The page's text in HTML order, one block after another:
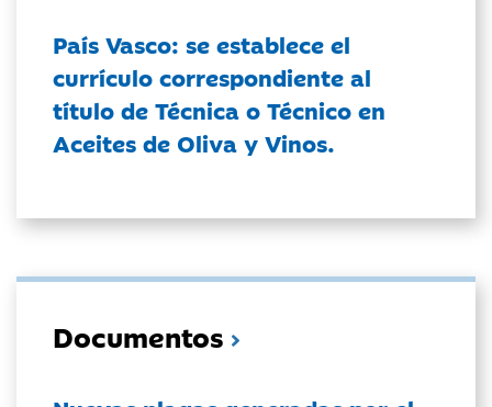
País Vasco: se establece el
currículo correspondiente al
título de Técnica o Técnico en
Aceites de Oliva y Vinos.
Documentos